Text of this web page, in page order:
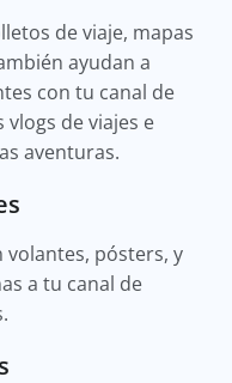
de viaje, mapas
ayudan a
con tu canal de
de viajes e
aventuras.
volantes, pósters, y
a tu canal de